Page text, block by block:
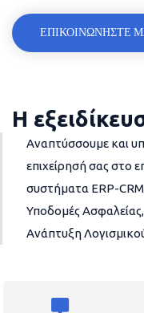
ΕΠΙΚΟΙΝΩΝΗΣΤΕ
Η
Αναπτύσσουμε και
επιχείρησή σας στο
συστήματα ERP-
Υποδομές
Ανάπτυξη